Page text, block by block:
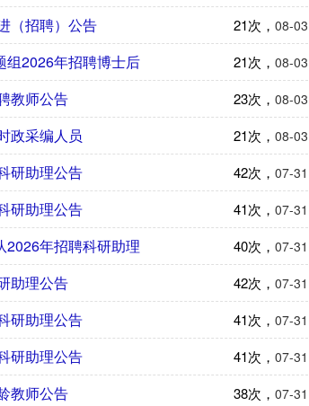
08-03
21次，
（招聘）公告
08-03
21次，
组2026年招聘博士后
08-03
23次，
教师公告
08-03
21次，
政采编人员
07-31
42次，
研助理公告
07-31
41次，
研助理公告
07-31
40次，
2026年招聘科研助理
07-31
42次，
助理公告
07-31
41次，
研助理公告
07-31
41次，
研助理公告
07-31
38次，
教师公告